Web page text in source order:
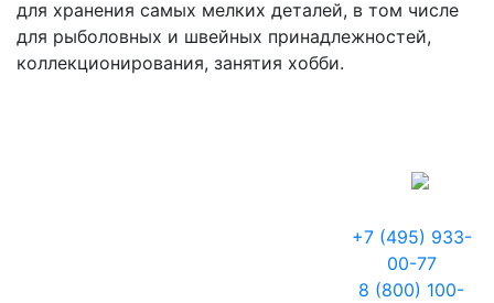
для хранения самых мелких деталей, в том числе
для рыболовных и швейных принадлежностей,
коллекционирования, занятия хобби.
+7 (495) 933-
00-77
8 (800) 100-